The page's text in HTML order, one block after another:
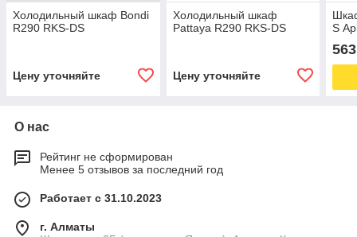
Холодильный шкаф Bondi
R290 RKS-DS
Цену уточняйте
Холодильный шкаф
Pattaya R290 RKS-DS
Цену уточняйте
S
О нас
Рейтинг не сформирован
Менее 5 отзывов за последний год
Работает с 31.10.2023
г. Алматы